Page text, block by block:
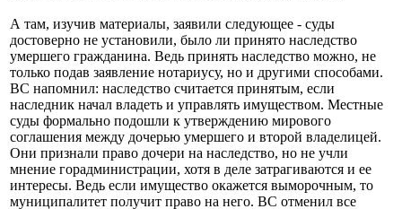
А там, изучив материалы, заявили следующее - суды
достоверно не установили, было ли принято наследство
умершего гражданина. Ведь принять наследство можно, не
только подав заявление нотариусу, но и другими способами.
ВС напомнил: наследство считается принятым, если
наследник начал владеть и управлять имуществом. Местные
суды формально подошли к утверждению мирового
соглашения между дочерью умершего и второй владелицей.
Они признали право дочери на наследство, но не учли
мнение горадминистрации, хотя в деле затрагиваются и ее
интересы. Ведь если имущество окажется выморочным, то
муниципалитет получит право на него. ВС отменил все